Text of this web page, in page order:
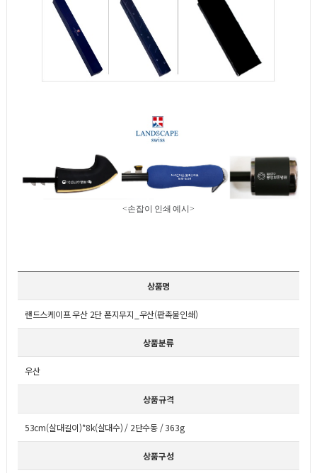
<손잡이 인쇄 예시>
상품명
랜드스케이프 우산 2단 폰지무지_우산(판촉물인쇄)
상품분류
우산
상품규격
53cm(살대길이)*8k(살대수) / 2단수동 / 363g
상품구성